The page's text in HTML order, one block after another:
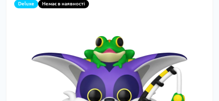
Deluxe Немає в наявності